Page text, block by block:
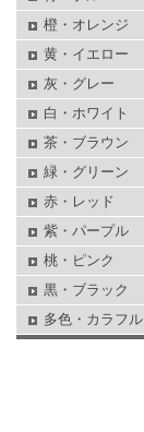
橙・オレンジ
黄・イエロー
灰・グレー
白・ホワイト
茶・ブラウン
緑・グリーン
赤・レッド
紫・パープル
桃・ピンク
黒・ブラック
多色・カラフル